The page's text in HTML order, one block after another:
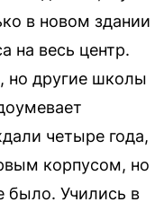
в новом здании
на весь центр.
но другие школы
четыре года,
корпусом, но
было. Учились в